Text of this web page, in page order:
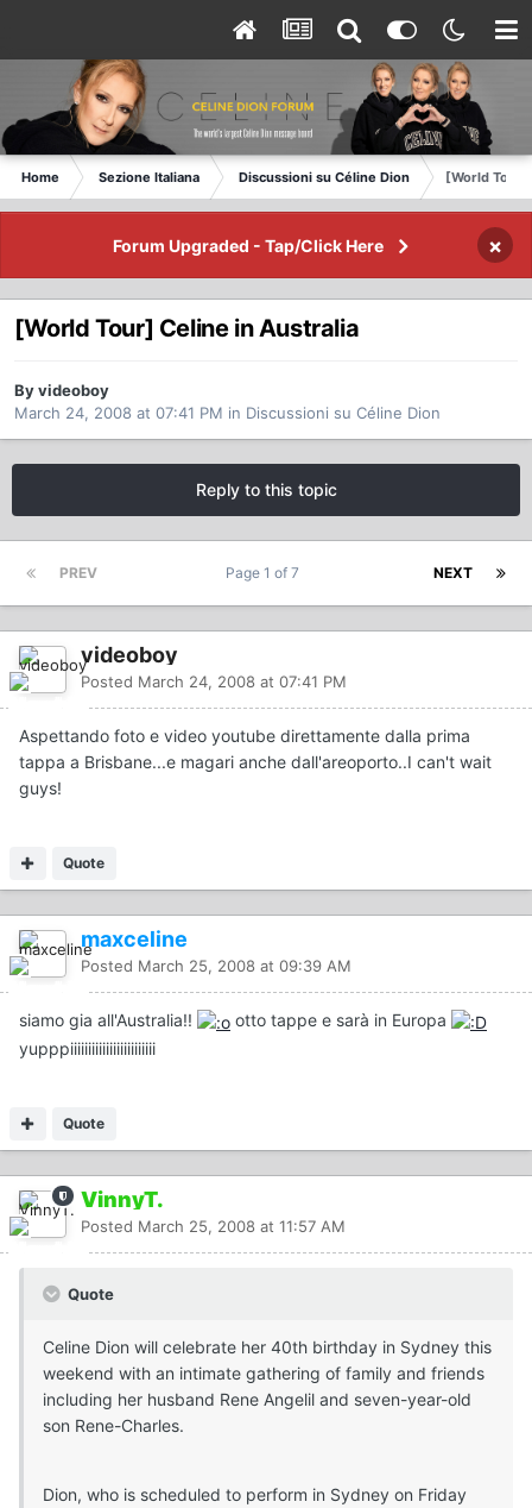
Home Sezione Italiana Discussioni su Céline Dion [World
Forum Upgraded - Tap/Click Here ×
[World Tour] Celine in Australia
By videoboy
March 24, 2008 at 07:41 PM in Discussioni su Céline Dion
Reply to this topic
PREV NEXT
Page 1 of 7
videoboy
Posted March 24, 2008 at 07:41 PM
Aspettando foto e video youtube direttamente dalla prima
tappa a Brisbane...e magari anche dall'areoporto..I can't wait
guys!
Quote
maxceline
Posted March 25, 2008 at 09:39 AM
siamo gia all'Australia!!
otto tappe e sarà in Europa
yupppiiiiiiiiiiiiiiiiiiiiiiii
Quote
VinnyT.
Posted March 25, 2008 at 11:57 AM
Quote
Celine Dion will celebrate her 40th birthday in Sydney this
weekend with an intimate gathering of family and friends
including her husband Rene Angelil and seven-year-old
son Rene-Charles.
Dion, who is scheduled to perform in Sydney on Friday